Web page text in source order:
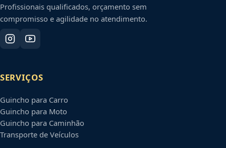
Profissionais qualificados, orçamento sem
compromisso e agilidade no atendimento.
SERVIÇOS
Guincho para Carro
Guincho para Moto
Guincho para Caminhão
Transporte de Veículos